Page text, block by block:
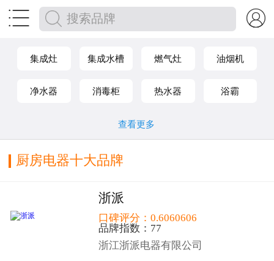
 
集成灶 集成水槽 燃气灶 油烟机
净水器 消毒柜 热水器 浴霸
查看更多
厨房电器十大品牌
浙派
口碑评分：0.6060606
品牌指数：77
浙江浙派电器有限公司